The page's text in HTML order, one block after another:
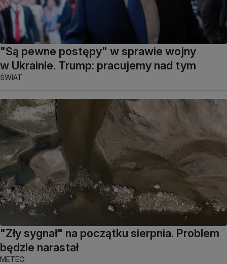
"Są pewne postępy" w sprawie wojny
w Ukrainie. Trump: pracujemy nad tym
ŚWIAT
"Zły sygnał" na początku sierpnia. Problem
będzie narastał
METEO